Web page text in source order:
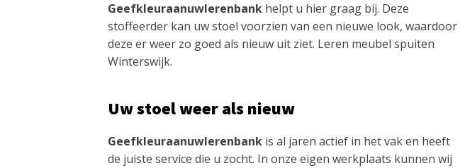
Geefkleuraanuwlerenbank helpt u hier graag bij. Deze
stoffeerder kan uw stoel voorzien van een nieuwe look, waardoor
deze er weer zo goed als nieuw uit ziet. Leren meubel spuiten
Winterswijk.
Uw stoel weer als nieuw
Geefkleuraanuwlerenbank is al jaren actief in het vak en heeft
de juiste service die u zocht. In onze eigen werkplaats kunnen wij